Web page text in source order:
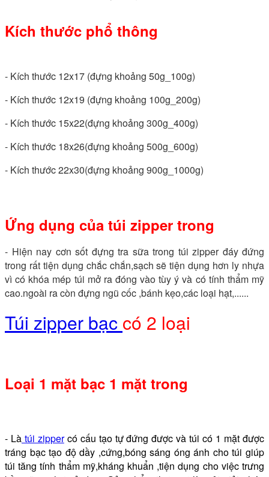
Kích thước phổ thông
- Kích thước 12x17 (đựng khoảng 50g_100g)
- Kích thước 12x19 (đựng khoảng 100g_200g)
- Kích thước 15x22(đựng khoảng 300g_400g)
- Kích thước 18x26(đựng khoảng 500g_600g)
- Kích thước 22x30(đựng khoảng 900g_1000g)
Ứng dụng của túi zipper trong
- Hiện nay cơn sốt đựng tra sữa trong túi zipper đáy đứng
trong rất tiện dụng chắc chắn,sạch sẽ tiện dụng hơn ly nhựa
vì có khóa mép túi mở ra đóng vào tùy ý và có tính thẩm mỹ
cao.ngoài ra còn đựng ngũ cốc ,bánh kẹo,các loại hạt,......
Túi zipper bạc có 2 loại
Loại 1 mặt bạc 1 mặt trong
- Làtúi zippercó cấu tạo tự đứng được và túi có 1 mặt được
tráng bạc tạo độ dầy ,cứng,bóng sáng óng ánh cho túi giúp
túi tăng tính thẩm mỹ,kháng khuẩn ,tiện dụng cho việc trưng